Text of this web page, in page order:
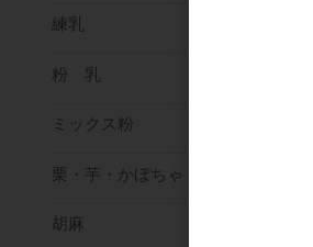
練乳
粉 乳
ミックス粉
栗・芋・かぼちゃ
胡麻